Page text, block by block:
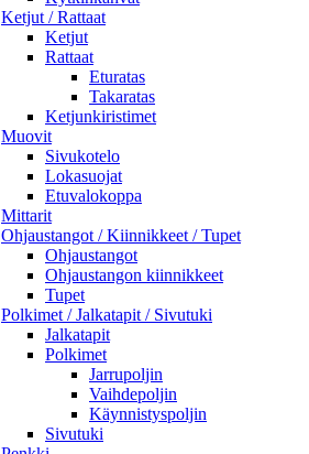
Ketjut / Rattaat
Ketjut
Rattaat
Eturatas
Takaratas
Ketjunkiristimet
Muovit
Sivukotelo
Lokasuojat
Etuvalokoppa
Mittarit
Ohjaustangot / Kiinnikkeet / Tupet
Ohjaustangot
Ohjaustangon kiinnikkeet
Tupet
Polkimet / Jalkatapit / Sivutuki
Jalkatapit
Polkimet
Jarrupoljin
Vaihdepoljin
Käynnistyspoljin
Sivutuki